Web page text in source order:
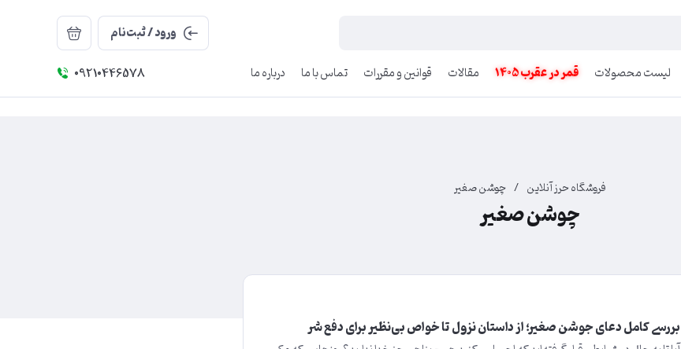
ورود / ثبت‌نام
لیست محصولات قمر در عقرب 1405 مقالات قوانین و مقررات تماس با ما درباره ما 09210446578
فروشگاه حرز آنلاین / چوشن صغیر
چوشن صغیر
بررسی کامل دعای جوشن صغیر؛ از داستان نزول تا خواص بی‌نظیر برای دفع شر